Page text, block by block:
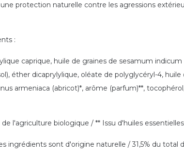
protection naturelle contre les agressions
:
caprique, huile de graines de sesamum
éther dicaprylylique, oléate de polyglycéryl-4,
armeniaca (abricot)*, arôme (parfum)**,
l'agriculture biologique / ** Issu d'huiles
ingrédients sont d'origine naturelle / 31,5% du total